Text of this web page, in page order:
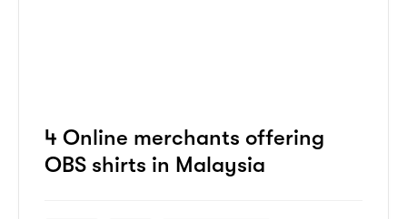
4 Online merchants offering
OBS shirts in Malaysia